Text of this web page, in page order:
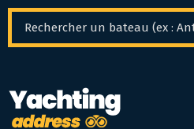
Panneau de gestion des cookies